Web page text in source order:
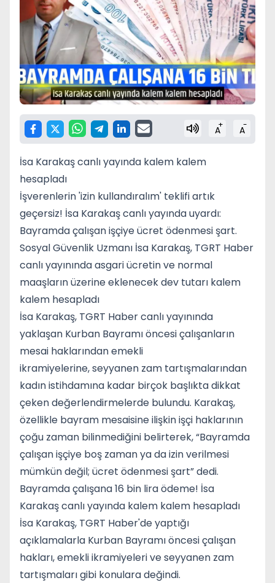
A+ A-
İsa Karakaş canlı yayında kalem kalem
hesapladı
İşverenlerin 'izin kullandıralım' teklifi artık
geçersiz! İsa Karakaş canlı yayında uyardı:
Bayramda çalışan işçiye ücret ödenmesi şart.
Sosyal Güvenlik Uzmanı İsa Karakaş, TGRT Haber
canlı yayınında asgari ücretin ve normal
maaşların üzerine eklenecek dev tutarı kalem
kalem hesapladı
İsa Karakaş, TGRT Haber canlı yayınında
yaklaşan Kurban Bayramı öncesi çalışanların
mesai haklarından emekli
ikramiyelerine, seyyanen zam tartışmalarından
kadın istihdamına kadar birçok başlıkta dikkat
çeken değerlendirmelerde bulundu. Karakaş,
özellikle bayram mesaisine ilişkin işçi haklarının
çoğu zaman bilinmediğini belirterek, “Bayramda
çalışan işçiye boş zaman ya da izin verilmesi
mümkün değil; ücret ödenmesi şart” dedi.
Bayramda çalışana 16 bin lira ödeme! İsa
Karakaş canlı yayında kalem kalem hesapladı
İsa Karakaş, TGRT Haber'de yaptığı
açıklamalarla Kurban Bayramı öncesi çalışan
hakları, emekli ikramiyeleri ve seyyanen zam
tartışmaları gibi konulara değindi.